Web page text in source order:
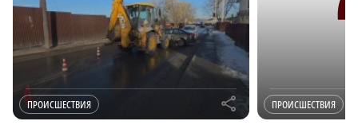
ПРОИСШЕСТВИЯ r ПРОИСШЕСТВИЯ